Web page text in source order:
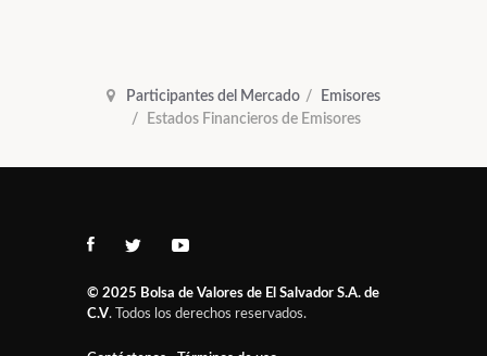
Participantes del Mercado
Emisores
Estados Financieros de Emisores
© 2025 Bolsa de Valores de El Salvador S.A. de
C.V. Todos los derechos reservados.